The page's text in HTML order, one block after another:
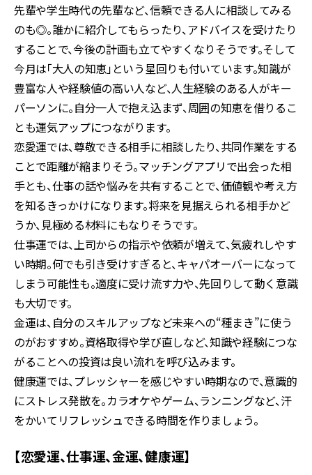
先輩や学生時代の先輩など、信頼できる人に相談してみる
のも◎。誰かに紹介してもらったり、アドバイスを受けたり
することで、今後の計画も立てやすくなりそうです。そして
今月は「大人の知恵」という星回りも付いています。知識が
豊富な人や経験値の高い人など、人生経験のある人がキー
パーソンに。自分一人で抱え込まず、周囲の知恵を借りるこ
とも運気アップにつながります。
恋愛運では、尊敬できる相手に相談したり、共同作業をする
ことで距離が縮まりそう。マッチングアプリで出会った相
手とも、仕事の話や悩みを共有することで、価値観や考え方
を知るきっかけになります。将来を見据えられる相手かど
うか、見極める材料にもなりそうです。
仕事運では、上司からの指示や依頼が増えて、気疲れしやす
い時期。何でも引き受けすぎると、キャパオーバーになって
しまう可能性も。適度に受け流す力や、先回りして動く意識
も大切です。
金運は、自分のスキルアップなど未来への“種まき”に使う
のがおすすめ。資格取得や学び直しなど、知識や経験につな
がることへの投資は良い流れを呼び込みます。
健康運では、プレッシャーを感じやすい時期なので、意識的
にストレス発散を。カラオケやゲーム、ランニングなど、汗
をかいてリフレッシュできる時間を作りましょう。
【恋愛運、仕事運、金運、健康運】